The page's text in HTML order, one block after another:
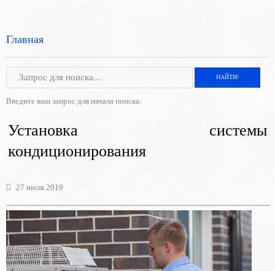
Главная
Введите ваш запрос для начала поиска.
Установка системы
кондиционирования
27 июля 2019